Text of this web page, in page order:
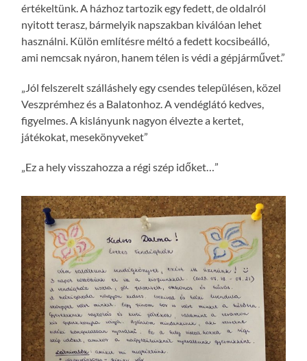
értékeltünk. A házhoz tartozik egy fedett, de oldalról
nyitott terasz, bármelyik napszakban kiválóan lehet
használni. Külön említésre méltó a fedett kocsibeálló,
ami nemcsak nyáron, hanem télen is védi a gépjárművet.”
„Jól felszerelt szálláshely egy csendes településen, közel
Veszprémhez és a Balatonhoz. A vendéglátó kedves,
figyelmes. A kislányunk nagyon élvezte a kertet,
játékokat, mesekönyveket”
„Ez a hely visszahozza a régi szép időket…”